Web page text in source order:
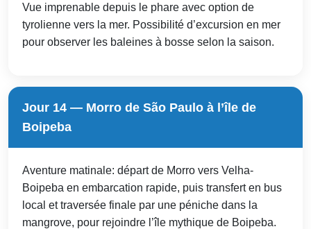
Vue imprenable depuis le phare avec option de
tyrolienne vers la mer. Possibilité d’excursion en mer
pour observer les baleines à bosse selon la saison.
Jour 14 — Morro de São Paulo à l’île de
Boipeba
Aventure matinale: départ de Morro vers Velha-
Boipeba en embarcation rapide, puis transfert en bus
local et traversée finale par une péniche dans la
mangrove, pour rejoindre l’île mythique de Boipeba.